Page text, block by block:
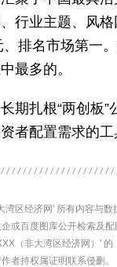
行业主题、风
排名市场第一
最多的。
期扎根“两创板
者配置需求的
湾区经济网' 所有内容与
或百度图库公开检索及
（非大湾区经济网）'
者持权属证明联系侵删。